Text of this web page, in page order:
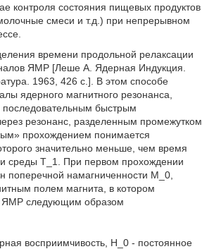
контроля состояния пищевых продуктов
смеси и т.д.) при непрерывном
времени продольной релаксации
ЯМР [Леше А. Ядерная Индукция.
1963, 426 с.]. В этом способе
ядерного магнитного резонанса,
последовательным быстрым
резонанс, разделенным промежутком
прохождением понимается
значительно меньше, чем время
среды T_1. При первом прохождении
поперечной намагниченности M_0,
полем магнита, в котором
ЯМР следующим образом
восприимчивость, H_0 - постоянное